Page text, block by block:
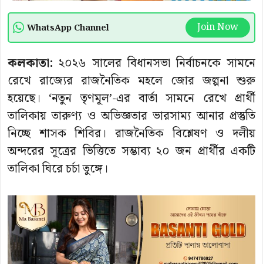
WhatsApp Channel Join Now
কলকাতা: ২০২৬ সালের বিধানসভা নির্বাচনকে সামনে
রেখে রাজ্যের রাজনৈতিক মহলে জোর জল্পনা শুরু
হয়েছে। ‘নতুন তৃণমূল’-এর বার্তা সামনে রেখে প্রার্থী
তালিকায় তারুণ্য ও অভিজ্ঞতার ভারসাম্য আনার প্রস্তুতি
নিচ্ছে শাসক শিবির। রাজনৈতিক বিশ্লেষণ ও দলীয়
অন্দরের সূত্রের ভিত্তিতে সম্ভাব্য ২০ জন প্রার্থীর একটি
তালিকা ঘিরে চর্চা তুঙ্গে।